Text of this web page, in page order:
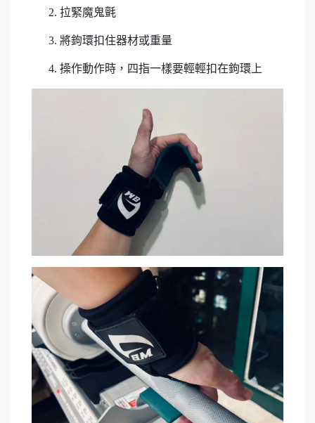
拉緊魔鬼氈
將鉤環扣住器材或重量
操作動作時，四指一樣要輕輕扣在鉤環上